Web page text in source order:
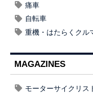
痛車
自転車
重機・はたらくクル
MAGAZINES
モーターサイクリス